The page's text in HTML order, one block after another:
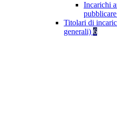
Incarichi
Titolari di
generali) 6